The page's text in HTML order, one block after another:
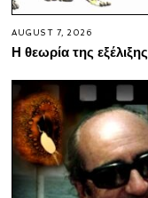
AUGUST 7, 2026
Η θεωρία της εξέλιξης